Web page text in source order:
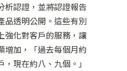
析認證，並將認證報告
品透明公開。這些有別
強化對客戶的服務，讓
增加，「過去每個月約
現在約八、九個。」